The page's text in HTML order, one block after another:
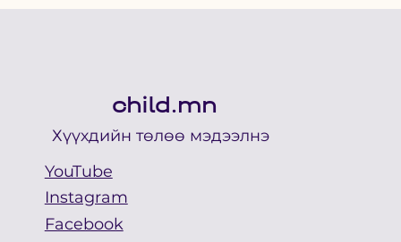
Фото сурвалжилга: Уралдаанч
child.mn
Хүүхдийн төлөө мэдээлнэ
YouTube
Facebook
Instagram